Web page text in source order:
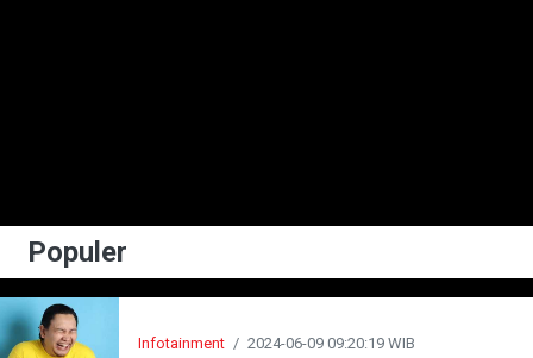
Populer
Infotainment / 2024-06-09 09:20:19 WIB